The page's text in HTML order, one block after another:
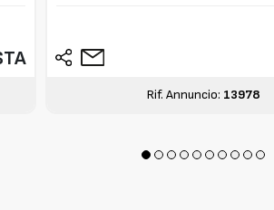
Rif. Annuncio: 13978